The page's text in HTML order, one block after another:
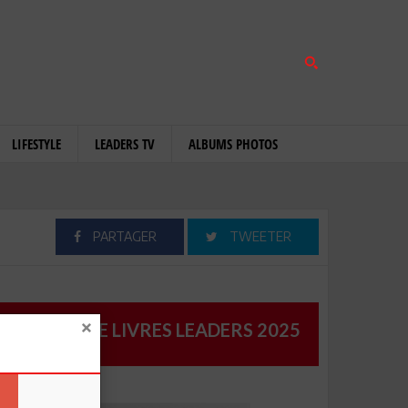
LIFESTYLE LEADERS TV ALBUMS PHOTOS
PARTAGER TWEETER
CATALOGUE LIVRES LEADERS 2025